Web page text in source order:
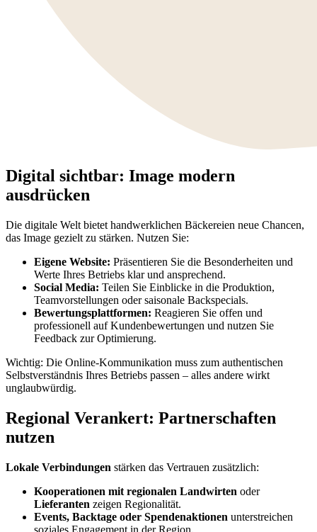
Digital sichtbar: Image modern
ausdrücken
Die digitale Welt bietet handwerklichen Bäckereien neue Chancen,
das Image gezielt zu stärken. Nutzen Sie:
Eigene Website: Präsentieren Sie die Besonderheiten und
Werte Ihres Betriebs klar und ansprechend.
Social Media: Teilen Sie Einblicke in die Produktion,
Teamvorstellungen oder saisonale Backspecials.
Bewertungsplattformen: Reagieren Sie offen und
professionell auf Kundenbewertungen und nutzen Sie
Feedback zur Optimierung.
Wichtig: Die Online-Kommunikation muss zum authentischen
Selbstverständnis Ihres Betriebs passen – alles andere wirkt
unglaubwürdig.
Regional Verankert: Partnerschaften
nutzen
Lokale Verbindungen stärken das Vertrauen zusätzlich:
Kooperationen mit regionalen Landwirten oder
Lieferanten zeigen Regionalität.
Events, Backtage oder Spendenaktionen unterstreichen
soziales Engagement in der Region.